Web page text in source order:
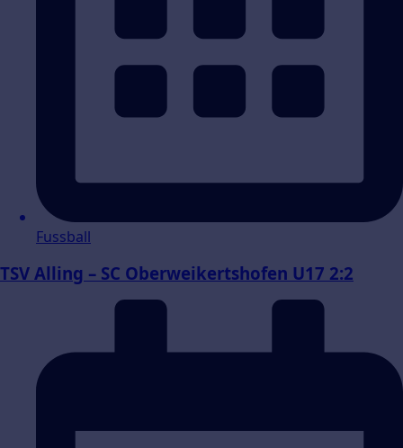
Fussball
TSV Alling – SC Oberweikertshofen U17 2:2